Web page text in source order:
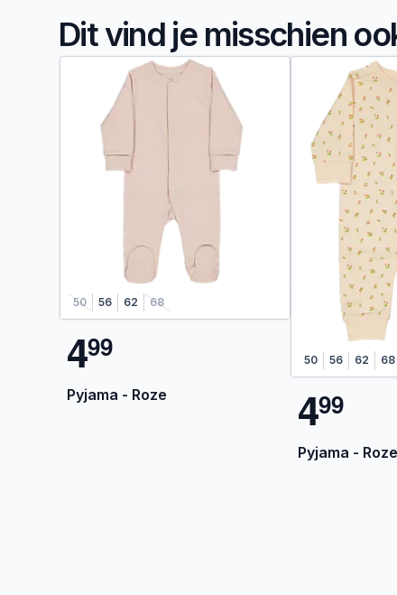
Dit vind je misschien
50 56 62 68
499
Pyjama - Roze
50 56 62 68
499
Pyjama - Roze